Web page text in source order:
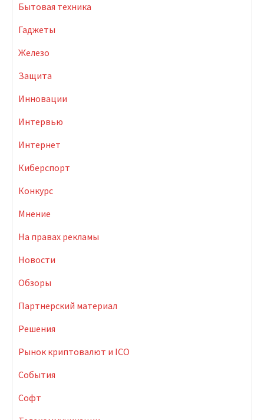
Бытовая техника
Гаджеты
Железо
Защита
Инновации
Интервью
Интернет
Киберспорт
Конкурс
Мнение
На правах рекламы
Новости
Обзоры
Партнерский материал
Решения
Рынок криптовалют и ICO
События
Софт